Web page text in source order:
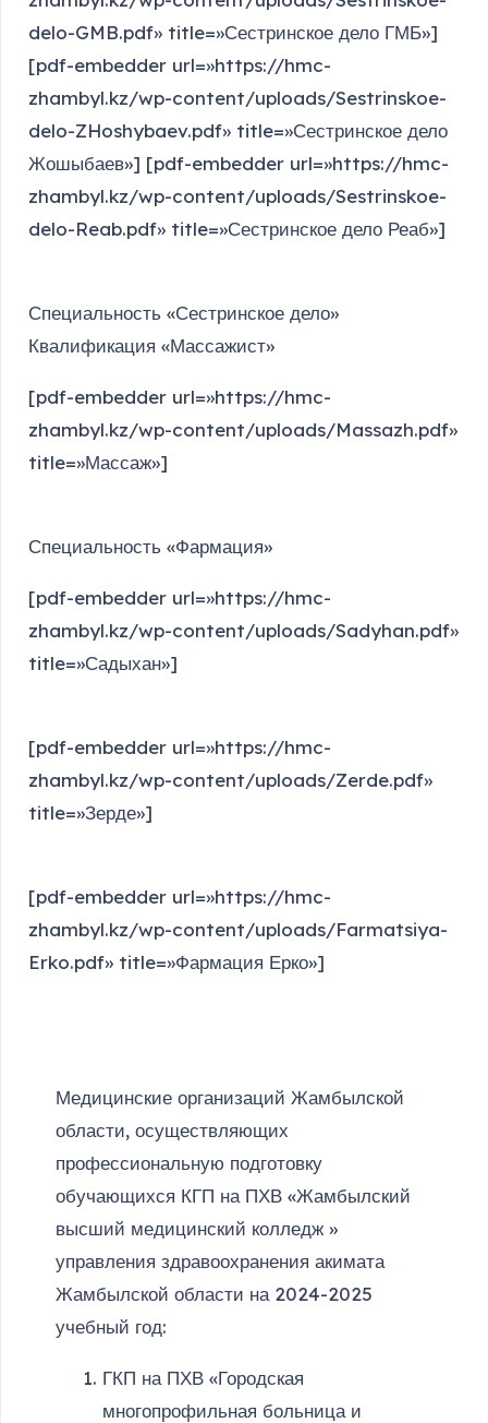
delo-GMB.pdf» title=»Сестринское дело ГМБ»]
[pdf-embedder url=»https://hmc-
zhambyl.kz/wp-content/uploads/Sestrinskoe-
delo-ZHoshybaev.pdf» title=»Сестринское дело
Жошыбаев»] [pdf-embedder url=»https://hmc-
zhambyl.kz/wp-content/uploads/Sestrinskoe-
delo-Reab.pdf» title=»Сестринское дело Реаб»]
Специальность «Сестринское дело»
Квалификация «Массажист»
[pdf-embedder url=»https://hmc-
zhambyl.kz/wp-content/uploads/Massazh.pdf»
title=»Массаж»]
Специальность «Фармация»
[pdf-embedder url=»https://hmc-
zhambyl.kz/wp-content/uploads/Sadyhan.pdf»
title=»Садыхан»]
[pdf-embedder url=»https://hmc-
zhambyl.kz/wp-content/uploads/Zerde.pdf»
title=»Зерде»]
[pdf-embedder url=»https://hmc-
zhambyl.kz/wp-content/uploads/Farmatsiya-
Erko.pdf» title=»Фармация Ерко»]
Медицинские организаций Жамбылской
области, осуществляющих
профессиональную подготовку
обучающихся КГП на ПХВ «Жамбылский
высший медицинский колледж »
управления здравоохранения акимата
Жамбылской области на 2024-2025
учебный год:
ГКП на ПХВ «Городская
многопрофильная больница и